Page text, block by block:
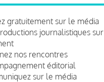
gratuitement sur le média
journalistiques sur
nos rencontres
éditorial
sur le média